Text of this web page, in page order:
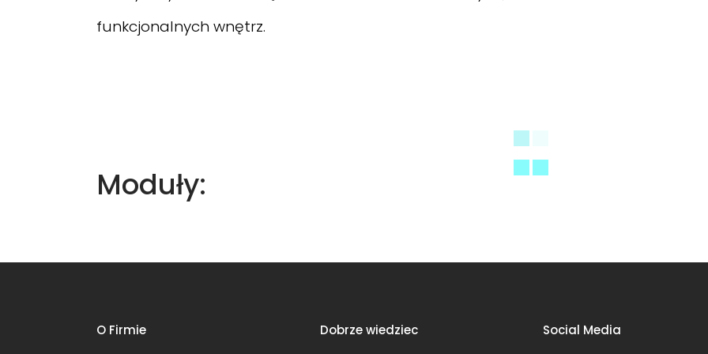
funkcjonalnych wnętrz.
Moduły:
O Firmie Dobrze wiedziec Social Media